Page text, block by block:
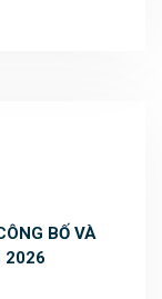
BỐ VÀ
2026